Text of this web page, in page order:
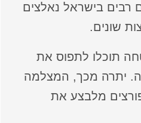
רבים בישראל נאלצים
שונים.
תוכלו לתפוס את
יתרה מכך, המצלמה
מלבצע את